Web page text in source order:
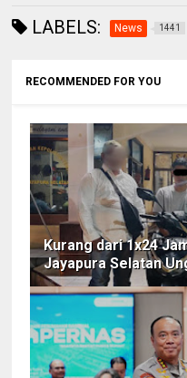
LABELS: News 1441
RECOMMENDED FOR YOU
Kurang dari 1x24
Jayapura Selatan